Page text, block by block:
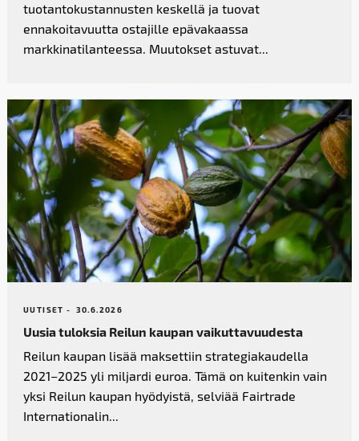
tuotantokustannusten keskellä ja tuovat
ennakoitavuutta ostajille epävakaassa
markkinatilanteessa. Muutokset astuvat...
UUTISET - 30.6.2026
Uusia tuloksia Reilun kaupan vaikutta­vuudesta
Reilun kaupan lisää maksettiin strategiakaudella
2021–2025 yli miljardi euroa. Tämä on kuitenkin vain
yksi Reilun kaupan hyödyistä, selviää Fairtrade
Internationalin...